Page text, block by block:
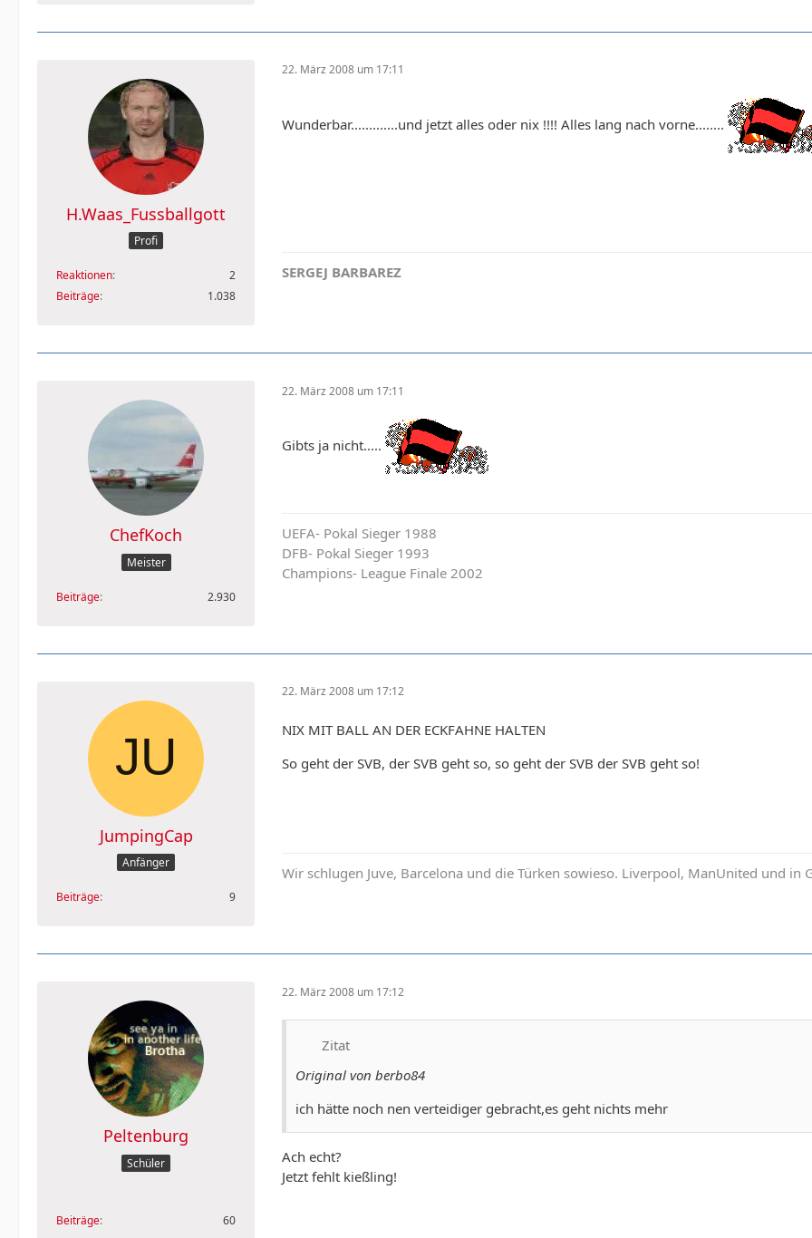
H.Waas_Fussballgott
Profi
Reaktionen
2
Beiträge
1.038
22. März 2008 um 17:11
Wunderbar.............und jetzt alles oder nix !!!! Alles lang nach vorne........
SERGEJ BARBAREZ
ChefKoch
Meister
Beiträge 2.930
22. März 2008 um 17:11
Gibts ja nicht.....
UEFA- Pokal Sieger 1988
DFB- Pokal Sieger 1993
Champions- League Finale 2002
JumpingCap
Anfänger
Beiträge 9
22. März 2008 um 17:12
NIX MIT BALL AN DER ECKFAHNE HALTEN
So geht der SVB, der SVB geht so, so geht der SVB der SVB geht so!
Wir schlugen Juve, Barcelona und die Türken sowieso. Liverpool, ManUnited und in
Peltenburg
Schüler
Beiträge 60
22. März 2008 um 17:12
Zitat
Original von berbo84
ich hätte noch nen verteidiger gebracht,es geht nichts mehr
Ach echt?
Jetzt fehlt kießling!